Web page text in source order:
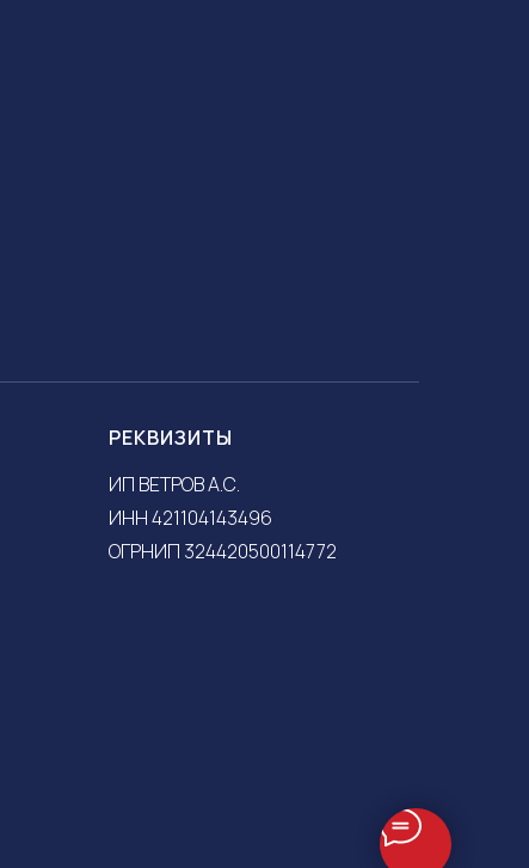
РЕКВИЗИТЫ
ИП ВЕТРОВ А.С.
ИНН 421104143496
ОГРНИП 324420500114772